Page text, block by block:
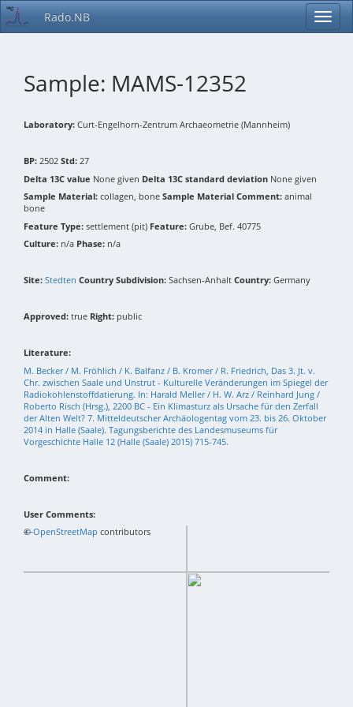
Rado.NB
Sample: MAMS-12352
Laboratory: Curt-Engelhorn-Zentrum Archaeometrie (Mannheim)
BP: 2502 Std: 27
Delta 13C value None given Delta 13C standard deviation None given
Sample Material: collagen, bone Sample Material Comment: animal
bone
Feature Type: settlement (pit) Feature: Grube, Bef. 40775
Culture: n/a Phase: n/a
Site: Stedten Country Subdivision: Sachsen-Anhalt Country: Germany
Approved: true Right: public
Literature:
M. Becker / M. Fröhlich / K. Balfanz / B. Kromer / R. Friedrich, Das 3. Jt. v.
Chr. zwischen Saale und Unstrut - Kulturelle Veränderungen im Spiegel der
Radiokohlenstoffdatierung. In: Harald Meller / H. W. Arz / Reinhard Jung /
Roberto Risch (Hrsg.), 2200 BC - Ein Klimasturz als Ursache für den Zerfall
der Alten Welt? 7. Mitteldeutscher Archäologentag vom 23. bis 26. Oktober
2014 in Halle (Saale). Tagungsberichte des Landesmuseums für
Vorgeschichte Halle 12 (Halle (Saale) 2015) 715-745.
Comment:
User Comments:
+−
©OpenStreetMap contributors